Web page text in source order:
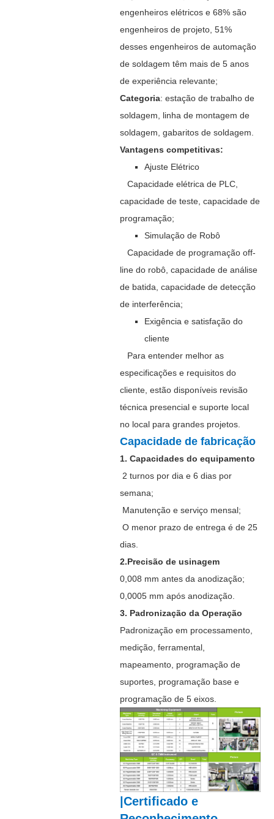
engenheiros elétricos e 68% são
engenheiros de projeto, 51%
desses engenheiros de automação
de soldagem têm mais de 5 anos
de experiência relevante;
Categoria: estação de trabalho de
soldagem, linha de montagem de
soldagem, gabaritos de soldagem.
Vantagens competitivas:
Ajuste Elétrico
Capacidade elétrica de PLC,
capacidade de teste, capacidade de
programação;
Simulação de Robô
Capacidade de programação off-
line do robô, capacidade de análise
de batida, capacidade de detecção
de interferência;
Exigência e satisfação do
cliente
Para entender melhor as
especificações e requisitos do
cliente, estão disponíveis revisão
técnica presencial e suporte local
no local para grandes projetos.
Capacidade de fabricação
1. Capacidades do equipamento
2 turnos por dia e 6 dias por
semana;
Manutenção e serviço mensal;
O menor prazo de entrega é de 25
dias.
2.Precisão de usinagem
0,008 mm antes da anodização;
0,0005 mm após anodização.
3. Padronização da Operação
Padronização em processamento,
medição, ferramental,
mapeamento, programação de
suportes, programação base e
programação de 5 eixos.
|Certificado e